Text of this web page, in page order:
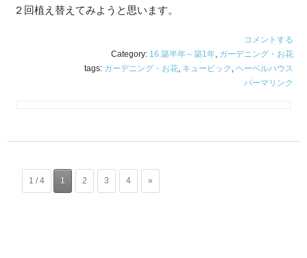
２回植え替えてみようと思います。
コメントする
Category: 16.築半年～築1年, ガーデニング・お花
tags: ガーデニング・お花, キュービック , ヘーベルハウス
パーマリンク
1 / 4 1 2 3 4 »